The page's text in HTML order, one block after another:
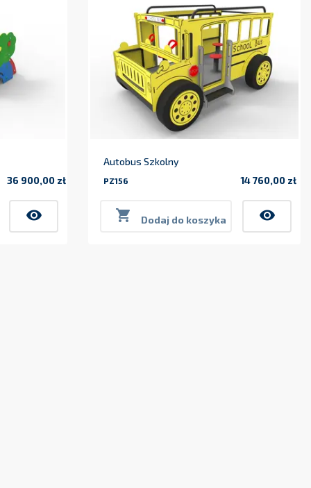
36 900,00 zł
visibility
Autobus Szkolny
PZ156 14 760,00 zł
 Dodaj do koszyka visibility